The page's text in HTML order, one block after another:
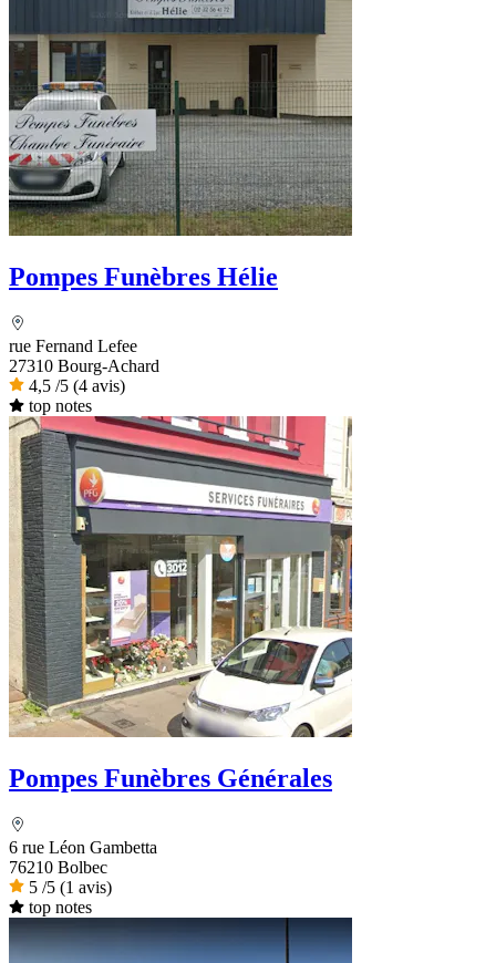
Pompes Funèbres Hélie
rue Fernand Lefee
27310 Bourg-Achard
4,5 /5 (4 avis)
top notes
Pompes Funèbres Générales
6 rue Léon Gambetta
76210 Bolbec
5 /5 (1 avis)
top notes